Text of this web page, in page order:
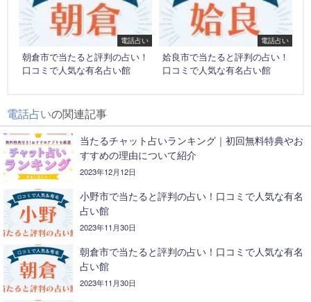
電話占い
朝倉市で当たると評判の占い！
口コミで人気な有名占い館
電話占い
姶良市で当たると評判の占い！
口コミで人気な有名占い館
電話占いの関連記事
当たるチャット占いランキング｜初回無料特典やお
すすめの理由について紹介
2023年12月12日
小野市で当たると評判の占い！口コミで人気な有名
占い館
2023年11月30日
朝倉市で当たると評判の占い！口コミで人気な有名
占い館
2023年11月30日